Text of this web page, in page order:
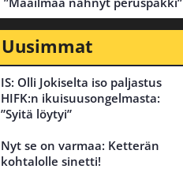
Uusimmat
IS: Olli Jokiselta iso paljastus
HIFK:n ikuisuusongelmasta:
”Syitä löytyi”
Nyt se on varmaa: Ketterän
kohtalolle sinetti!